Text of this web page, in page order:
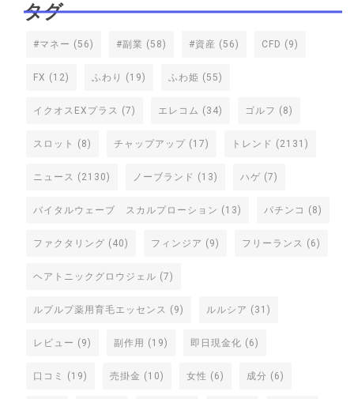
タグ
#マネー (56) #副業 (58) #資産 (56) CFD (9)
FX (12) ふわり (19) ふわ姫 (55)
イクオスEXプラス (7) エレコム (34) ゴルフ (8)
スロット (8) チャップアップ (17) トレンド (2131)
ニュース (2130) ノーブランド (13) ハゲ (7)
バイタルウェーブ スカルプローション (13) パチンコ (8)
ファクタリング (40) フィンジア (9) フリーランス (6)
ヘアトニックグロウジェル (7)
ルプルプ薬用育毛エッセンス (9) ルルシア (31)
レビュー (9) 副作用 (19) 即日現金化 (6)
口コミ (19) 売掛金 (10) 女性 (6) 成分 (6)